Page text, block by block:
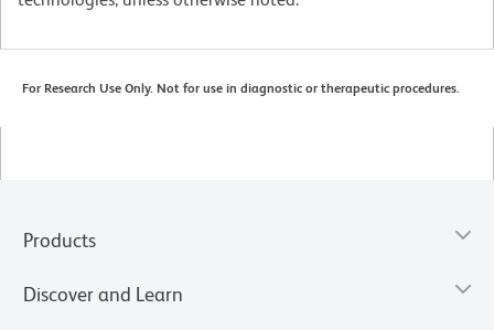
For Research Use Only. Not for use in diagnostic or therapeutic procedures.
Products
Discover and Learn